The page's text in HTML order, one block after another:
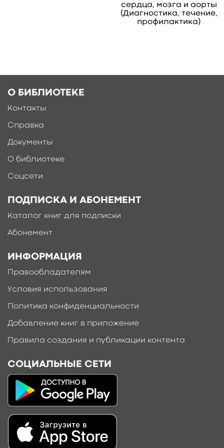
сердца, мозга и аорты
(Диагностика, течение,
профилактика)
О БИБЛИОТЕКЕ
Контакты
Справка
Документы
О библиотеке
Соцсети
ПОДПИСКА И АБОНЕМЕНТ
Каталог книг для подписки
Абонемент
ИНФОРМАЦИЯ
Правообладателям
Условия использования
Политика конфиденциальности
Добавление книг в приложение
Правила создания и публикации контента
СОЦИАЛЬНЫЕ СЕТИ